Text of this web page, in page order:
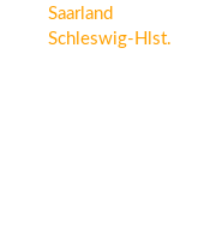
Saarland
Schleswig-Hlst.